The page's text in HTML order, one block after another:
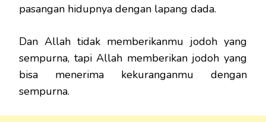
pasangan hidupnya dengan lapang dada.
Dan Allah tidak memberikanmu jodoh yang
sempurna, tapi Allah memberikan jodoh yang
bisa menerima kekuranganmu dengan
sempurna.